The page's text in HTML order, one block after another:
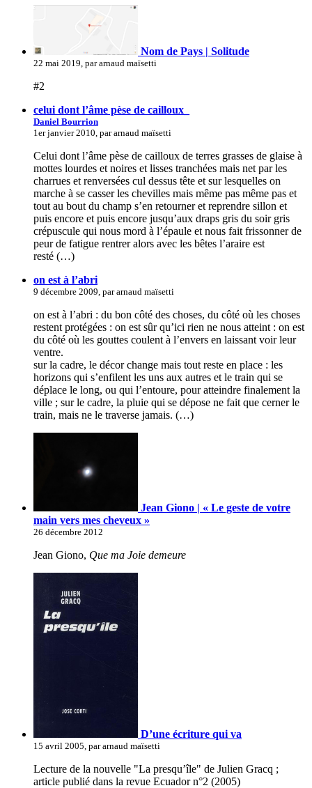
Nom de Pays | Solitude
22 mai 2019, par arnaud maïsetti
#2
celui dont l’âme pèse de cailloux_
Daniel Bourrion
1er janvier 2010, par arnaud maïsetti
Celui dont l’âme pèse de cailloux de terres grasses de glaise à
mottes lourdes et noires et lisses tranchées mais net par les
charrues et renversées cul dessus tête et sur lesquelles on
marche à se casser les chevilles mais même pas même pas et
tout au bout du champ s’en retourner et reprendre sillon et
puis encore et puis encore jusqu’aux draps gris du soir gris
crépuscule qui nous mord à l’épaule et nous fait frissonner de
peur de fatigue rentrer alors avec les bêtes l’araire est
resté (…)
on est à l’abri
9 décembre 2009, par arnaud maïsetti
on est à l’abri : du bon côté des choses, du côté où les choses
restent protégées : on est sûr qu’ici rien ne nous atteint : on est
du côté où les gouttes coulent à l’envers en laissant voir leur
ventre.
sur la cadre, le décor change mais tout reste en place : les
horizons qui s’enfilent les uns aux autres et le train qui se
déplace le long, ou qui l’entoure, pour atteindre finalement la
ville ; sur le cadre, la pluie qui se dépose ne fait que cerner le
train, mais ne le traverse jamais. (…)
Jean Giono | « Le geste de votre
main vers mes cheveux »
26 décembre 2012
Jean Giono, Que ma Joie demeure
D’une écriture qui va
15 avril 2005, par arnaud maïsetti
Lecture de la nouvelle "La presqu’île" de Julien Gracq ;
article publié dans la revue Ecuador n°2 (2005)